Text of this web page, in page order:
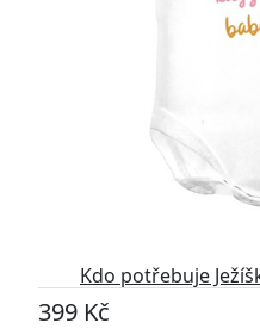
Kdo potřebuje
399 Kč